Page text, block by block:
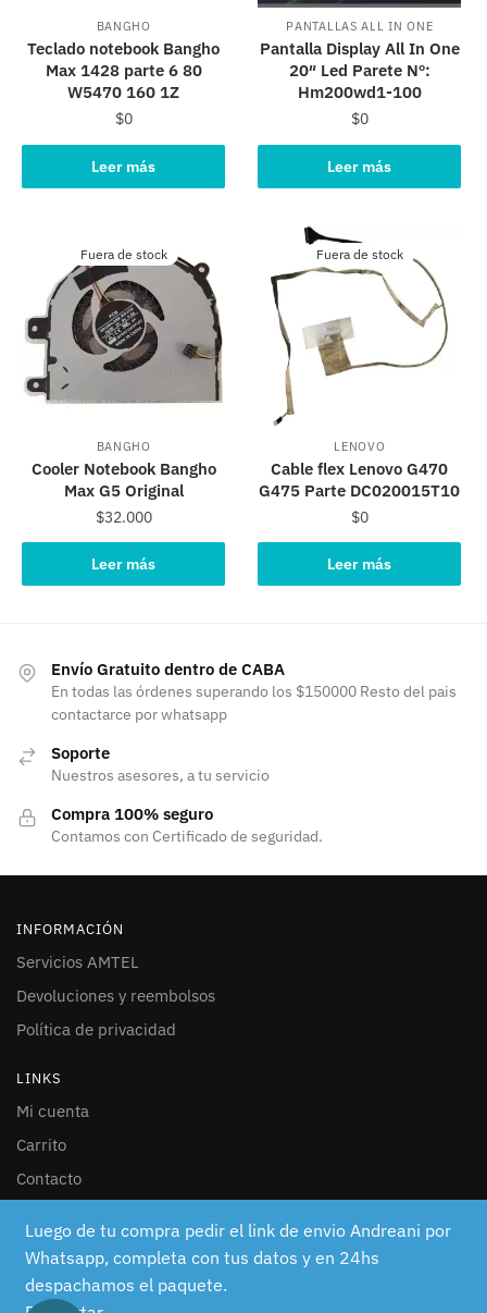
BANGHO
Teclado notebook Bangho
Max 1428 parte 6 80
W5470 160 1Z
$0
Leer más
PANTALLAS ALL IN ONE
Pantalla Display All In One
20″ Led Parete Nº:
Hm200wd1-100
$0
Leer más
Fuera de stock
BANGHO
Cooler Notebook Bangho
Max G5 Original
$32.000
Leer más
Fuera de stock
LENOVO
Cable flex Lenovo G470
G475 Parte DC020015T10
$0
Leer más
Envío Gratuito dentro de CABA
En todas las órdenes superando los $150000 Resto del pais
contactarce por whatsapp
Soporte
Nuestros asesores, a tu servicio
Compra 100% seguro
Contamos con Certificado de seguridad.
INFORMACIÓN
Servicios AMTEL
Devoluciones y reembolsos
Política de privacidad
LINKS
Mi cuenta
Carrito
Contacto
SEGUINOS
Facebook
Instagram
Luego de tu compra pedir el link de envio Andreani por
Whatsapp, completa con tus datos y en 24hs
despachamos el paquete.